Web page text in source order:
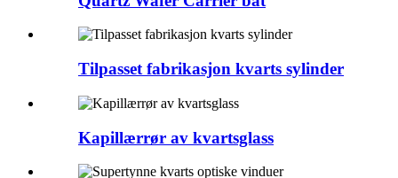
Tilpasset fabrikasjon kvarts sylinder
Kapillærrør av kvartsglass